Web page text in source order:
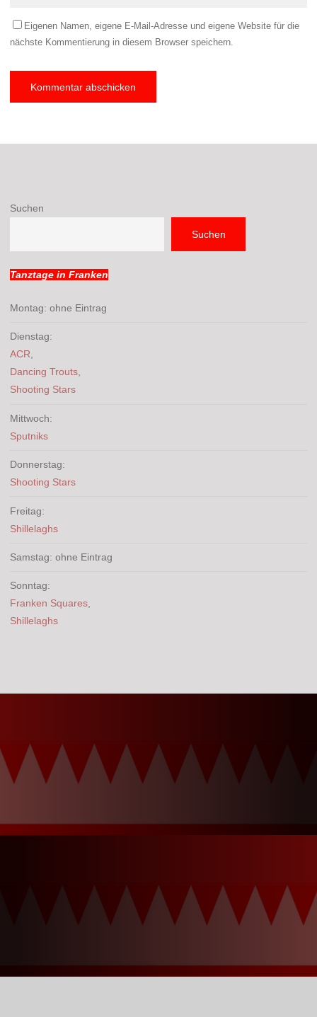
Eigenen Namen, eigene E-Mail-Adresse und eigene Website für die
nächste Kommentierung in diesem Browser speichern.
Suchen
Suchen
Tanztage in Franken
Montag: ohne Eintrag
Dienstag:
ACR,
Dancing Trouts,
Shooting Stars
Mittwoch:
Sputniks
Donnerstag:
Shooting Stars
Freitag:
Shillelaghs
Samstag: ohne Eintrag
Sonntag:
Franken Squares,
Shillelaghs